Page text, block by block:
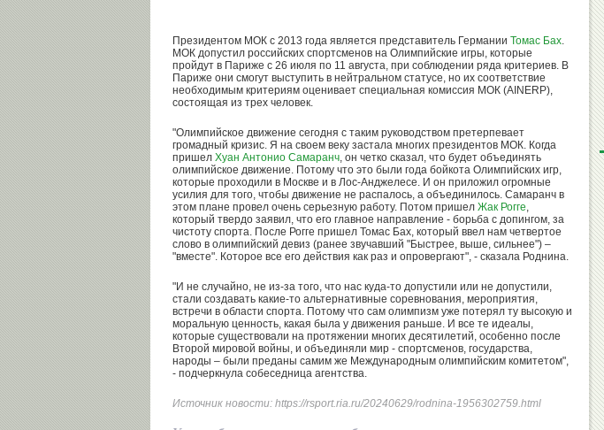
Президентом МОК с 2013 года является представитель Германии Томас Бах.
МОК допустил российских спортсменов на Олимпийские игры, которые
пройдут в Париже с 26 июля по 11 августа, при соблюдении ряда критериев. В
Париже они смогут выступить в нейтральном статусе, но их соответствие
необходимым критериям оценивает специальная комиссия МОК (AINERP),
состоящая из трех человек.
"Олимпийское движение сегодня с таким руководством претерпевает
громадный кризис. Я на своем веку застала многих президентов МОК. Когда
пришел Хуан Антонио Самаранч, он четко сказал, что будет объединять
олимпийское движение. Потому что это были года бойкота Олимпийских игр,
которые проходили в Москве и в Лос-Анджелесе. И он приложил огромные
усилия для того, чтобы движение не распалось, а объединилось. Самаранч в
этом плане провел очень серьезную работу. Потом пришел Жак Рогге,
который твердо заявил, что его главное направление - борьба с допингом, за
чистоту спорта. После Рогге пришел Томас Бах, который ввел нам четвертое
слово в олимпийский девиз (ранее звучавший "Быстрее, выше, сильнее") –
"вместе". Которое все его действия как раз и опровергают", - сказала Роднина.
"И не случайно, не из-за того, что нас куда-то допустили или не допустили,
стали создавать какие-то альтернативные соревнования, мероприятия,
встречи в области спорта. Потому что сам олимпизм уже потерял ту высокую и
моральную ценность, какая была у движения раньше. И все те идеалы,
которые существовали на протяжении многих десятилетий, особенно после
Второй мировой войны, и объединяли мир - спортсменов, государства,
народы – были преданы самим же Международным олимпийским комитетом",
- подчеркнула собеседница агентства.
Источник новости: https://rsport.ria.ru/20240629/rodnina-1956302759.html